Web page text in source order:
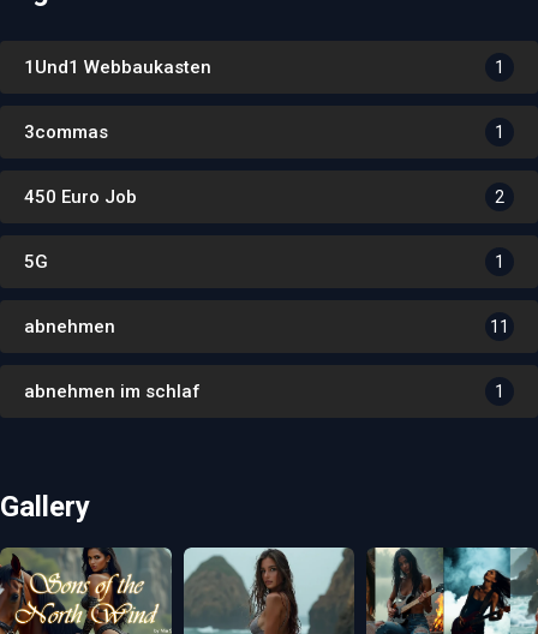
1Und1 Webbaukasten 1
3commas 1
450 Euro Job 2
5G 1
abnehmen 11
abnehmen im schlaf 1
Gallery